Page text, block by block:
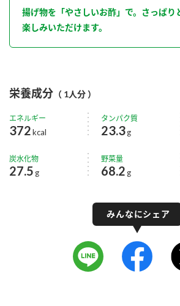
揚げ物を「やさしいお酢」で。さっぱり
楽しみいただけます。
栄養成分 （ 1人分 ）
エネルギー
372kcal
タンパク質
23.3g
炭水化物
27.5 g
野菜量
68.2 g